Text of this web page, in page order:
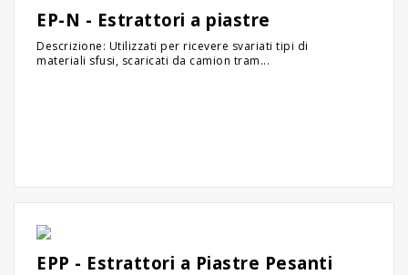
EP-N - Estrattori a piastre
Descrizione: Utilizzati per ricevere svariati tipi di
materiali sfusi, scaricati da camion tram...
EPP - Estrattori a Piastre Pesanti